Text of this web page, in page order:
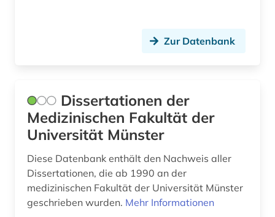
usa (1)
verkehrsrecht (1)
verlagsdatenbank (2)
vertragsrecht (1)
verzeichnis (1)
Zur Datenbank
Dissertationen der
Medizinischen Fakultät der
Universität Münster
Diese Datenbank enthält den Nachweis aller
Dissertationen, die ab 1990 an der
medizinischen Fakultät der Universität Münster
geschrieben wurden. Mehr Informationen